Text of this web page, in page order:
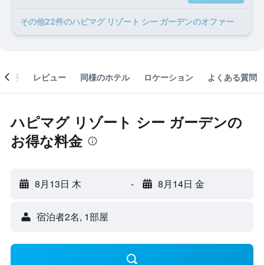
​その他22​件のハピマグ リゾート シー ガーデンのオファー
概要 レビュー 同様のホテル ロケーション よくある質問
ハピマグ リゾート シー ガーデンの
お得な料金
8月13日 木 - 8月14日 金
宿泊者2名, 1​部屋